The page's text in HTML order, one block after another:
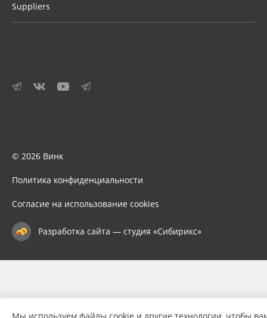
Suppliers
© 2026 Винк
Политика конфиденциальности
Согласие на использование cookies
Разработка сайта — студия «Сибирикс»